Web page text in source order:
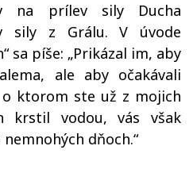
na prílev sily Ducha
sily z Grálu. V úvode
sa píše: „Prikázal im, aby
ale aby očakávali
ktorom ste už z mojich
krstil vodou, vás však
dňoch.“